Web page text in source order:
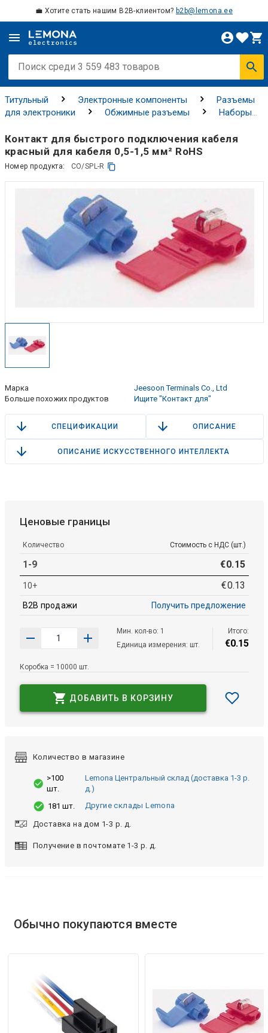
💼 Хотите стать нашим B2B-клиентом? b2b@lemona.ee
Титульный Электронные компоненты
Разъемы
для электроники
Обжимные разъемы
Наборы
Контакт для быстрого подключения кабеля
красный для кабеля 0,5-1,5 мм² RoHS
Номер продукта: CO/SPL-R
Марка
Jeesoon Terminals Co., Ltd
Больше похожих продуктов
Ищите "Контакт для"
СПЕЦИФИКАЦИИ ОПИСАНИЕ
ОПИСАНИЕ ИСКУССТВЕННОГО ИНТЕЛЛЕКТА
Ценовые границы
Количество Стоимость с НДС (шт.)
1-9 €0.15
10+ €0.13
B2B продажи Получить предложение
Мин. кол-во: 1
Единица измерения: шт.
Итого:
€0.15
Коробка = 10000 шт.
ДОБАВИТЬ В КОРЗИНУ
Количество в магазине
>100
шт.
Lemona Центральный склад (доставка 1-3 р.
д.)
181 шт.
Другие склады Lemona
Доставка на дом 1-3 р. д.
Получение в почтомате 1-3 р. д.
Обычно покупаются вместе